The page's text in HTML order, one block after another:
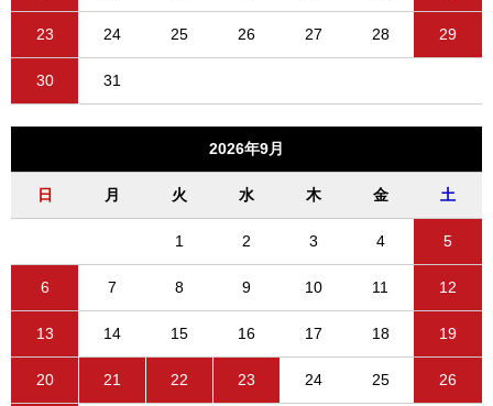
23 24 25 26 27 28 29
30 31
2026年9月
日 月 火 水 木 金 土
1 2 3 4 5
6 7 8 9 10 11 12
13 14 15 16 17 18 19
20 21 22 23 24 25 26